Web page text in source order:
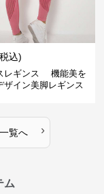
込)
レギンス 機能美を
ザイン美脚レギンス
一覧へ ›
ム